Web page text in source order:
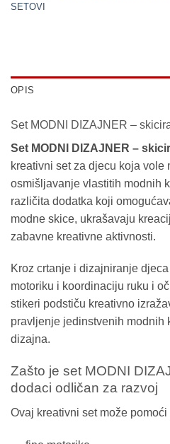
SETOVI
OPIS
Set MODNI DIZAJNER –
Set MODNI DIZAJNER –
kreativni set za djecu koja vole
osmišljavanje vlastitih modnih
različita dodatka koji
modne skice, ukrašavaju
zabavne kreativne aktivnosti.
Kroz crtanje i dizajniranje
motoriku i koordinaciju ruku i
stikeri podstiču kreativno
pravljenje jedinstvenih modnih
dizajna.
Zašto je set MODNI
dodaci odličan za razvoj
Ovaj kreativni set može pomoći